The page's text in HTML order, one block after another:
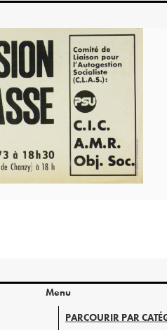
Menu
PARCOURIR PAR